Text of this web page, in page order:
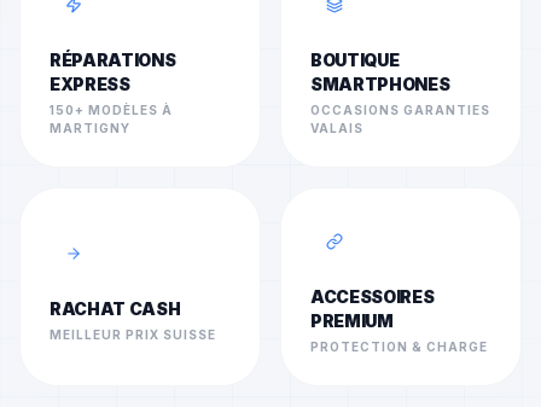
RÉPARATIONS
EXPRESS
150+ MODÈLES À
MARTIGNY
BOUTIQUE
SMARTPHONES
OCCASIONS GARANTIES
VALAIS
RACHAT CASH
MEILLEUR PRIX SUISSE
ACCESSOIRES
PREMIUM
PROTECTION & CHARGE